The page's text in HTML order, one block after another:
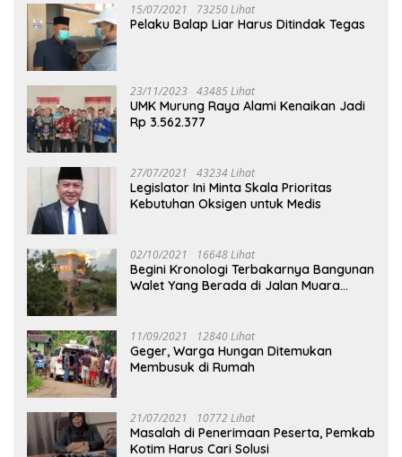
15/07/2021 73250 Lihat
Pelaku Balap Liar Harus Ditindak Tegas
23/11/2023 43485 Lihat
UMK Murung Raya Alami Kenaikan Jadi
Rp 3.562.377
27/07/2021 43234 Lihat
Legislator Ini Minta Skala Prioritas
Kebutuhan Oksigen untuk Medis
02/10/2021 16648 Lihat
Begini Kronologi Terbakarnya Bangunan
Walet Yang Berada di Jalan Muara
11/09/2021 12840 Lihat
Geger, Warga Hungan Ditemukan
Membusuk di Rumah
21/07/2021 10772 Lihat
Masalah di Penerimaan Peserta, Pemkab
Kotim Harus Cari Solusi